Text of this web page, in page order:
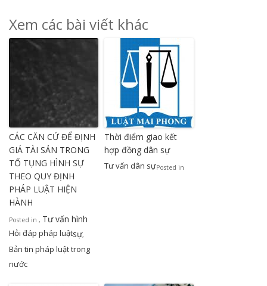
Xem các bài viết khác
CÁC CĂN CỨ ĐỂ ĐỊNH
GIÁ TÀI SẢN TRONG
TỐ TỤNG HÌNH SỰ
THEO QUY ĐỊNH
PHÁP LUẬT HIỆN
HÀNH
Posted in
Hỏi đáp pháp luật
, Tư vấn hình
sự,
Bản tin pháp luật trong
nước
Thời điểm giao kết
hợp đồng dân sự
Posted in
Tư vấn dân sự